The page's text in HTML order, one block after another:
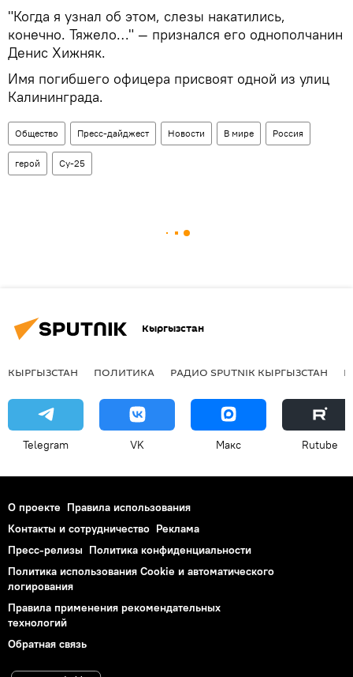
"Когда я узнал об этом, слезы накатились,
конечно. Тяжело…" — признался его однополчанин
Денис Хижняк.
Имя погибшего офицера присвоят одной из улиц
Калининграда.
Общество Пресс-дайджест Новости В мире Россия
герой Су-25
Кыргызстан
КЫРГЫЗСТАН ПОЛИТИКА РАДИО SPUTNIK КЫРГЫЗСТАН
Telegram VK Макс Rutube
О проекте Правила использования
Контакты и сотрудничество Реклама
Пресс-релизы Политика конфиденциальности
Политика использования Cookie и автоматического
логирования
Правила применения рекомендательных
технологий
Обратная связь